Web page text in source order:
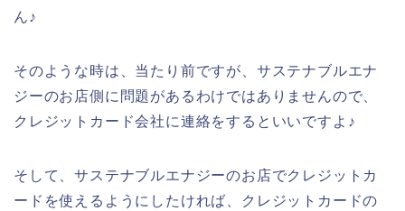
ん♪
そのような時は、当たり前ですが、サステナブルエナ
ジーのお店側に問題があるわけではありませんので、
クレジットカード会社に連絡をするといいですよ♪
そして、サステナブルエナジーのお店でクレジットカ
ードを使えるようにしたければ、クレジットカードの